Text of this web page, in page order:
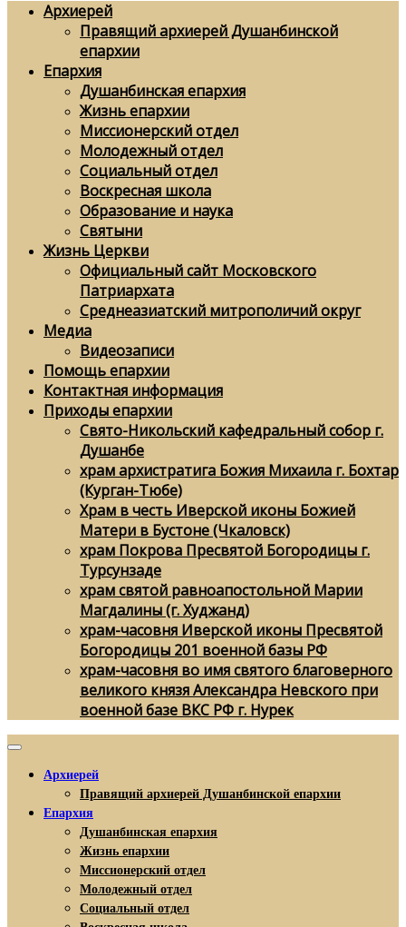
Архиерей
Правящий архиерей Душанбинской
епархии
Епархия
Душанбинская епархия
Жизнь епархии
Миссионерский отдел
Молодежный отдел
Социальный отдел
Воскресная школа
Образование и наука
Святыни
Жизнь Церкви
Официальный сайт Московского
Патриархата
Среднеазиатский митрополичий округ
Медиа
Видеозаписи
Помощь епархии
Контактная информация
Приходы епархии
Свято-Никольский кафедральный собор г.
Душанбе
храм архистратига Божия Михаила г. Бохтар
(Курган-Тюбе)
Храм в честь Иверской иконы Божией
Матери в Бустоне (Чкаловск)
храм Покрова Пресвятой Богородицы г.
Турсунзаде
храм святой равноапостольной Марии
Магдалины (г. Худжанд)
храм-часовня Иверской иконы Пресвятой
Богородицы 201 военной базы РФ
храм-часовня во имя святого благоверного
великого князя Александра Невского при
военной базе ВКС РФ г. Нурек
Архиерей
Правящий архиерей Душанбинской епархии
Епархия
Душанбинская епархия
Жизнь епархии
Миссионерский отдел
Молодежный отдел
Социальный отдел